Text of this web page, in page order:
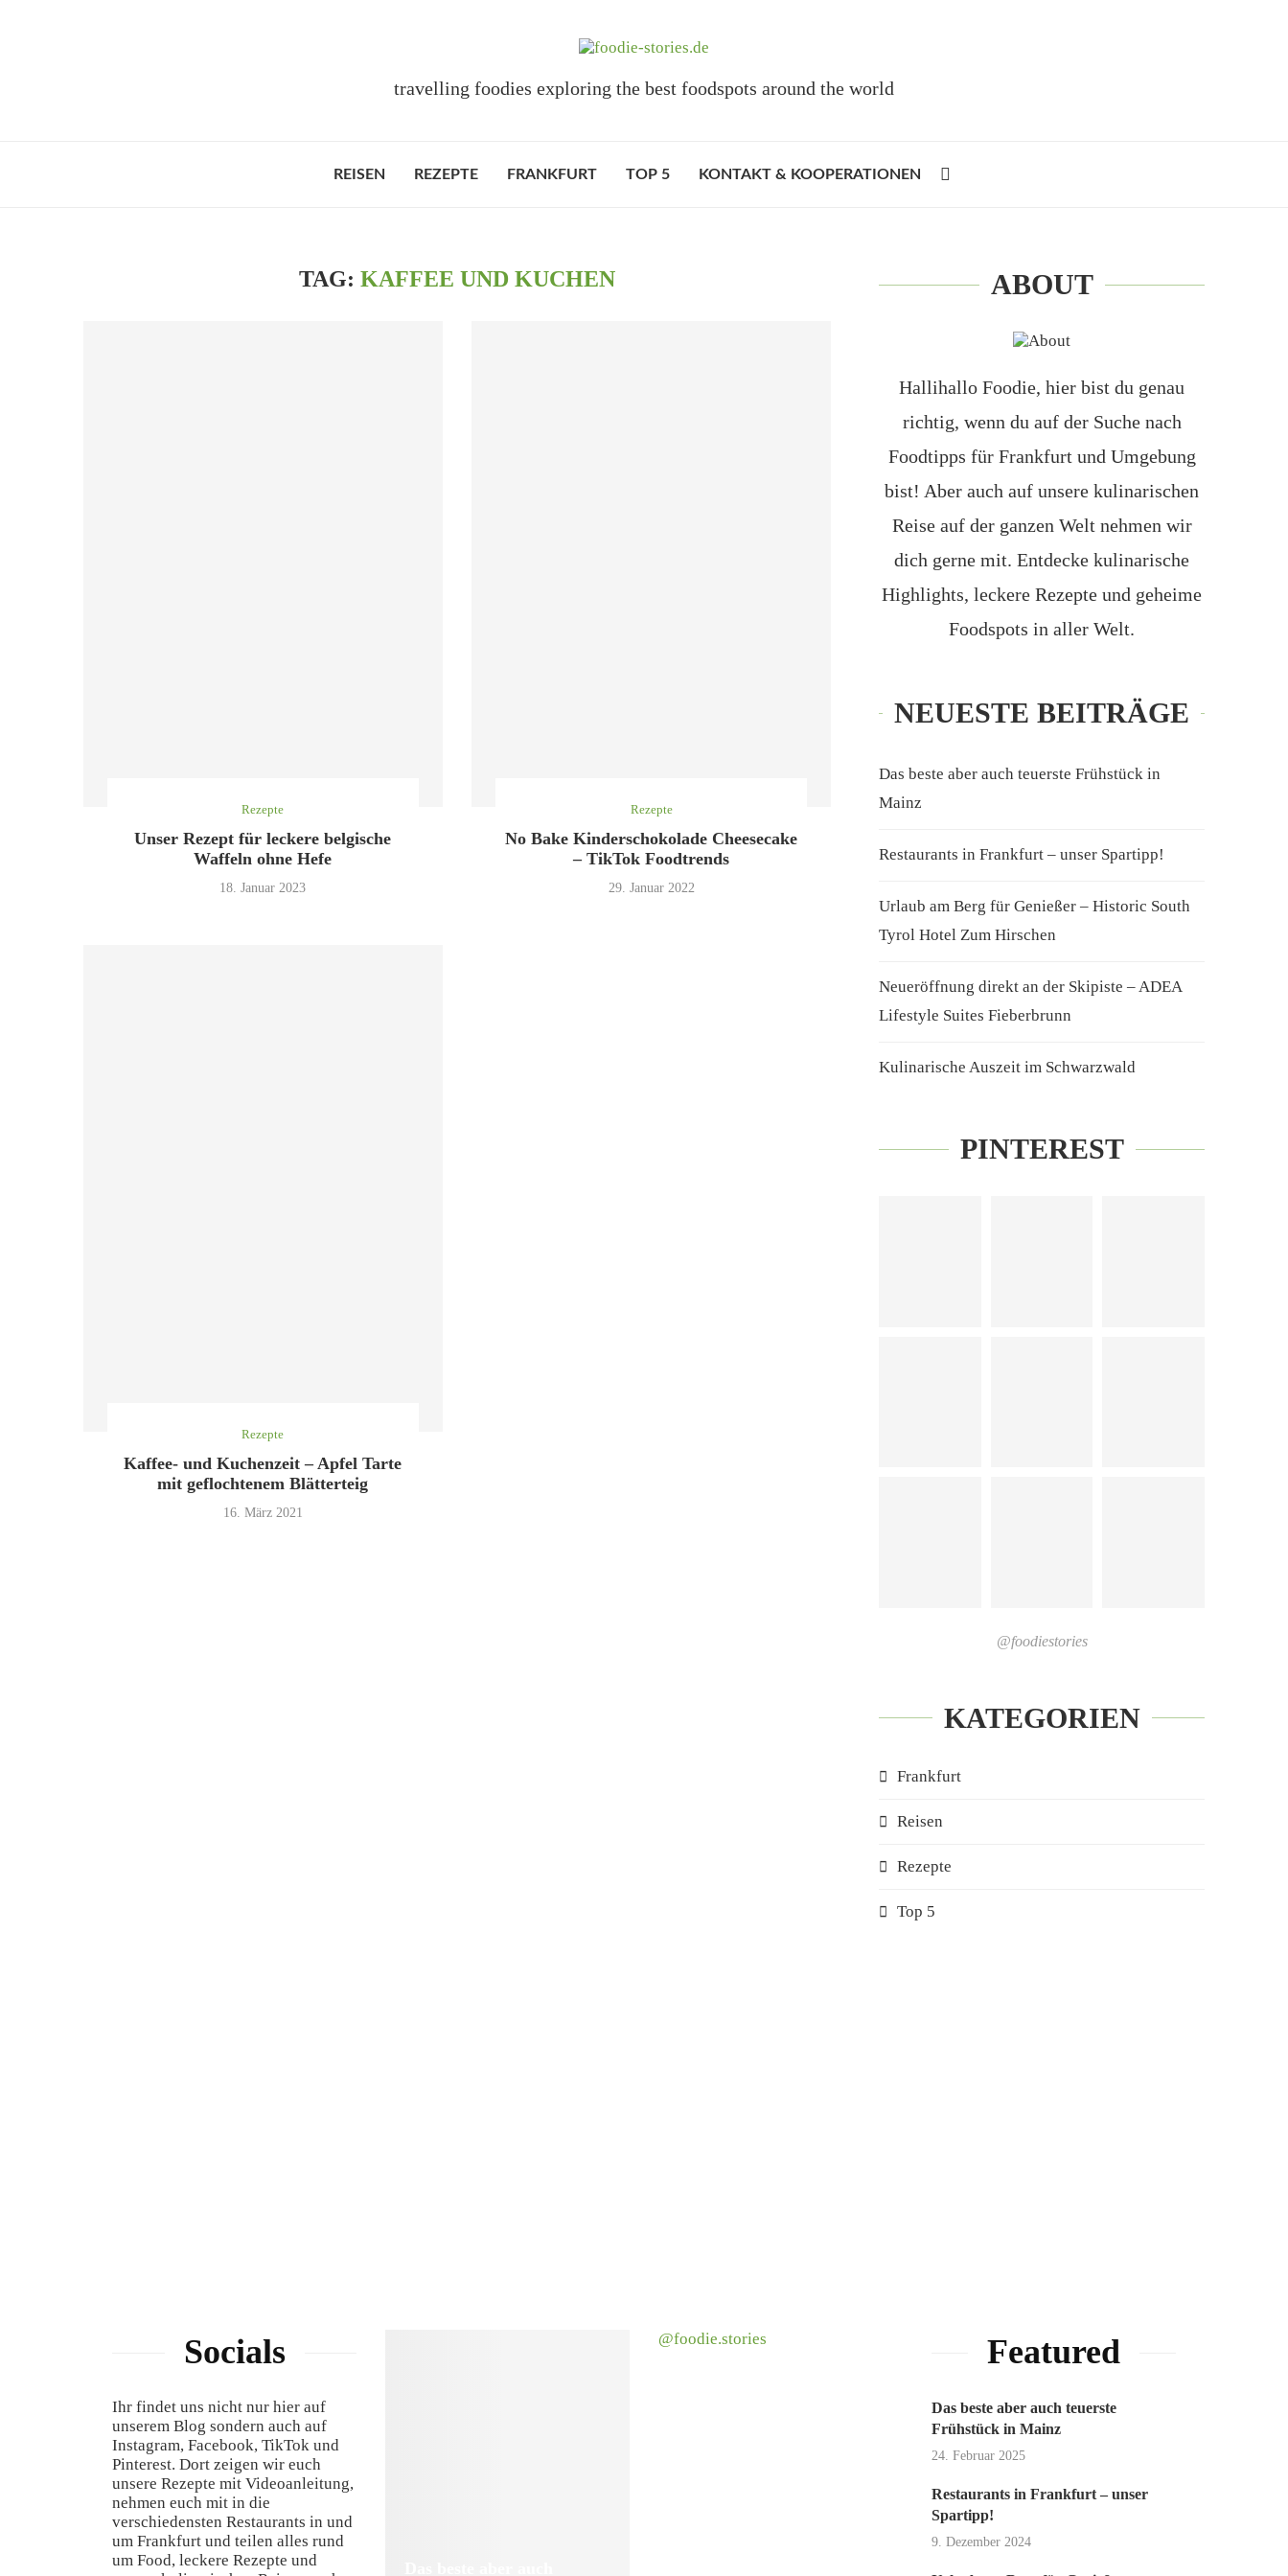
travelling foodies exploring the best foodspots around the world
REISEN REZEPTE FRANKFURT TOP 5 KONTAKT & KOOPERATIONEN
TAG: KAFFEE UND KUCHEN
Rezepte
Unser Rezept für leckere belgische
Waffeln ohne Hefe
18. Januar 2023
Rezepte
No Bake Kinderschokolade Cheesecake
– TikTok Foodtrends
29. Januar 2022
Rezepte
Kaffee- und Kuchenzeit – Apfel Tarte
mit geflochtenem Blätterteig
16. März 2021
ABOUT
Hallihallo Foodie, hier bist du genau
richtig, wenn du auf der Suche nach
Foodtipps für Frankfurt und Umgebung
bist! Aber auch auf unsere kulinarischen
Reise auf der ganzen Welt nehmen wir
dich gerne mit. Entdecke kulinarische
Highlights, leckere Rezepte und geheime
Foodspots in aller Welt.
NEUESTE BEITRÄGE
Das beste aber auch teuerste Frühstück in
Mainz
Restaurants in Frankfurt – unser Spartipp!
Urlaub am Berg für Genießer – Historic South
Tyrol Hotel Zum Hirschen
Neueröffnung direkt an der Skipiste – ADEA
Lifestyle Suites Fieberbrunn
Kulinarische Auszeit im Schwarzwald
PINTEREST
@foodiestories
KATEGORIEN
Frankfurt
Reisen
Rezepte
Top 5
Socials
Ihr findet uns nicht nur hier auf
unserem Blog sondern auch auf
Instagram, Facebook, TikTok und
Pinterest. Dort zeigen wir euch
unsere Rezepte mit Videoanleitung,
nehmen euch mit in die
verschiedensten Restaurants in und
um Frankfurt und teilen alles rund
um Food, leckere Rezepte und
@foodie.stories Featured
Das beste aber auch teuerste
Frühstück in Mainz
24. Februar 2025
Restaurants in Frankfurt – unser
Spartipp!
9. Dezember 2024